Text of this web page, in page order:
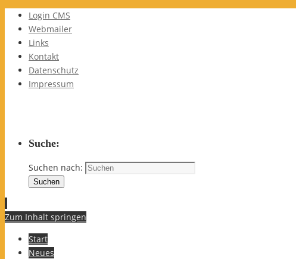
Login CMS
Webmailer
Links
Kontakt
Datenschutz
Impressum
Suche:
Suchen nach:
Suchen
Zum Inhalt springen
Start
Neues